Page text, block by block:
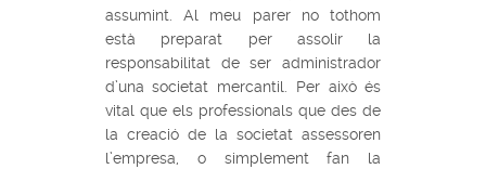
assumint. Al meu parer no tothom
està preparat per assolir la
responsabilitat de ser administrador
d’una societat mercantil. Per això és
vital que els professionals que des de
la creació de la societat assessoren
l’empresa, o simplement fan la